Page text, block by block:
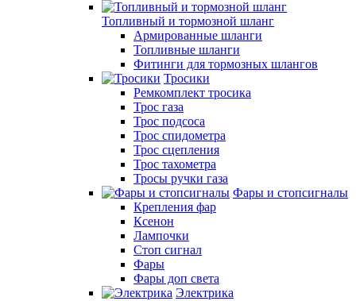
Топливный и тормозной шланг
Армированные шланги
Топливные шланги
Фитинги для тормозных шлангов
Тросики
Ремкомплект тросика
Трос газа
Трос подсоса
Трос спидометра
Трос сцепления
Трос тахометра
Тросы ручки газа
Фары и стопсигналы
Крепления фар
Ксенон
Лампочки
Стоп сигнал
Фары
Фары доп света
Электрика